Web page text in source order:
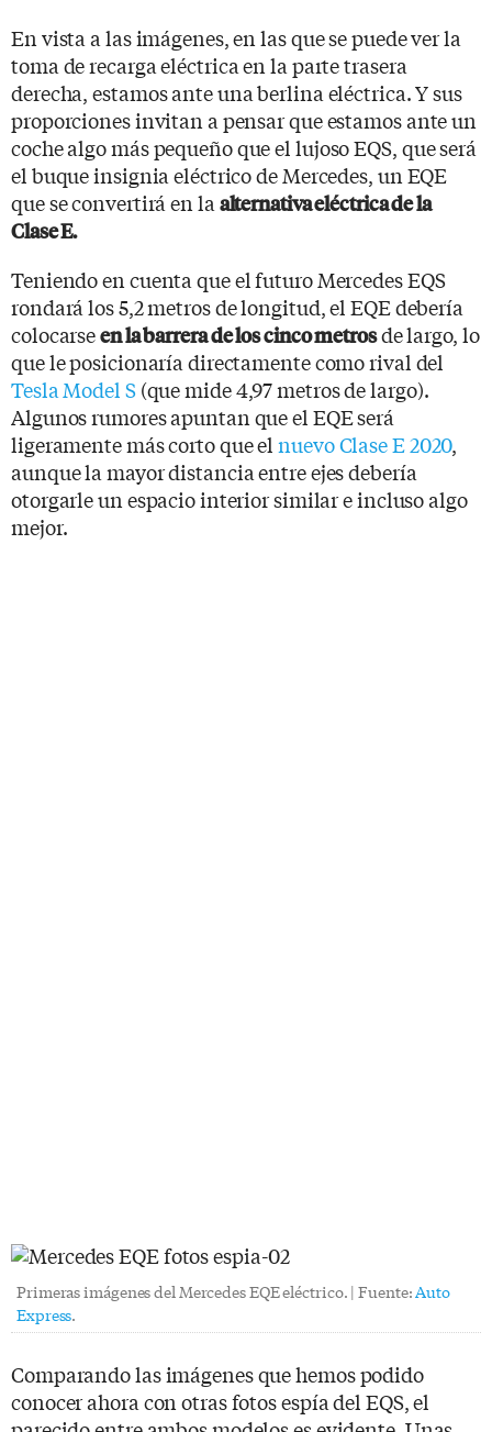
En vista a las imágenes, en las que se puede ver la
toma de recarga eléctrica en la parte trasera
derecha, estamos ante una berlina eléctrica. Y sus
proporciones invitan a pensar que estamos ante un
coche algo más pequeño que el lujoso EQS, que será
el buque insignia eléctrico de Mercedes, un EQE
que se convertirá en la alternativa eléctrica de la
Clase E.
Teniendo en cuenta que el futuro Mercedes EQS
rondará los 5,2 metros de longitud, el EQE debería
colocarseen la barrera de los cinco metrosde largo, lo
que le posicionaría directamente como rival del
Tesla Model S(que mide 4,97 metros de largo).
Algunos rumores apuntan que el EQE será
ligeramente más corto que elnuevo Clase E 2020,
aunque la mayor distancia entre ejes debería
otorgarle un espacio interior similar e incluso algo
mejor.
Primeras imágenes del Mercedes EQE eléctrico. | Fuente:Auto
Express.
Comparando las imágenes que hemos podido
conocer ahora con otras fotos espía del EQS, el